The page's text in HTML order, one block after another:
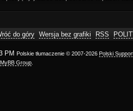
do góry Wersja bez grafiki RSS
PM Polskie tłumaczenie © 2007-2026 Polski
MyBB Group